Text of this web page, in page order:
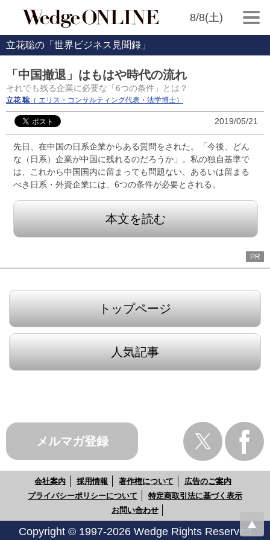
8/8(土)
立花聡の「世界ビジネス見聞録」
「中国撤退」はもはや時代の流れ
それでも残る企業に必要な「6つの条件」とは？
立花 聡 （ エリス・コンサルティング代表・法学博士）
2019/05/21
先日、在中国の日系企業からある質問をされた。「今後、どん
な（日系）企業が中国に残れるのだろうか」。私の独自基準で
は、これから中国国内に留まっても問題ない、あるいは留まる
べき日系・外資企業には、6つの条件が必要とされる。
本文を読む
PR
トップページ
人気記事
メルマガ登録
会社案内 採用情報 著作権について
広告のご案内
プライバシーポリシーについて
特定商取引法に基づく表示
お問い合わせ
Copyright © 1997-2026 Wedge Rights Reserved